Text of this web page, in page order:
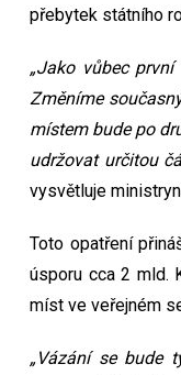
přebytek státního
„Jako vůbec
Změníme
místem bude po
udržovat určitou
vysvětluje
Toto opatření
úsporu cca 2 mld.
míst ve veřejném
„Vázání se bude